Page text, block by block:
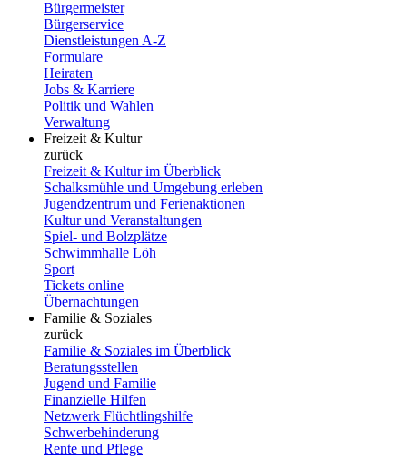
Bürgermeister
Bürgerservice
Dienstleistungen A-Z
Formulare
Heiraten
Jobs & Karriere
Politik und Wahlen
Verwaltung
Freizeit & Kultur
zurück
Freizeit & Kultur im Überblick
Schalksmühle und Umgebung erleben
Jugendzentrum und Ferienaktionen
Kultur und Veranstaltungen
Spiel- und Bolzplätze
Schwimmhalle Löh
Sport
Tickets online
Übernachtungen
Familie & Soziales
zurück
Familie & Soziales im Überblick
Beratungsstellen
Jugend und Familie
Finanzielle Hilfen
Netzwerk Flüchtlingshilfe
Schwerbehinderung
Rente und Pflege